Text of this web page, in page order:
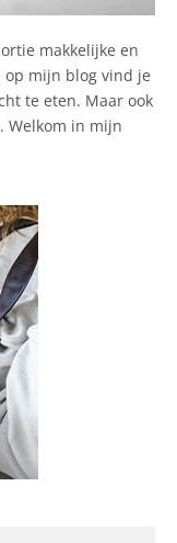
makkelijke en
op mijn blog vind je
te eten. Maar ook
Welkom in mijn